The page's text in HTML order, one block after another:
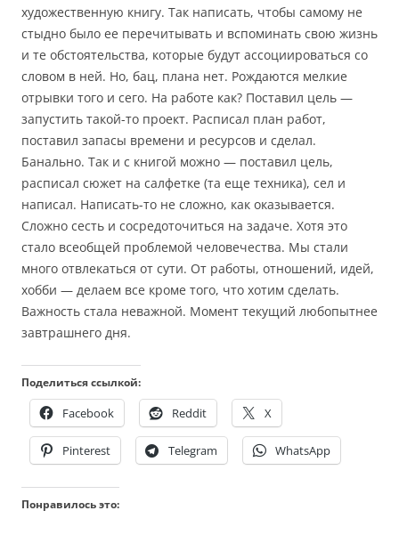
художественную книгу. Так написать, чтобы самому не
стыдно было ее перечитывать и вспоминать свою жизнь
и те обстоятельства, которые будут ассоциироваться со
словом в ней. Но, бац, плана нет. Рождаются мелкие
отрывки того и сего. На работе как? Поставил цель —
запустить такой-то проект. Расписал план работ,
поставил запасы времени и ресурсов и сделал.
Банально. Так и с книгой можно — поставил цель,
расписал сюжет на салфетке (та еще техника), сел и
написал. Написать-то не сложно, как оказывается.
Сложно сесть и сосредоточиться на задаче. Хотя это
стало всеобщей проблемой человечества. Мы стали
много отвлекаться от сути. От работы, отношений, идей,
хобби — делаем все кроме того, что хотим сделать.
Важность стала неважной. Момент текущий любопытнее
завтрашнего дня.
Поделиться ссылкой:
Facebook Reddit X
Pinterest Telegram WhatsApp
Понравилось это: